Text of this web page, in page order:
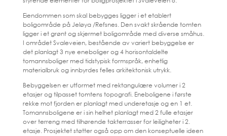
Eiendommen som skal bebygges ligger i et etablert
boligområde på Jeløya /Refsnes. Den svakt skrående tomten
ligger i et grønt og skjermet boligområde med diverse småhus.
I området Svaleveien, bestående av variert bebyggelse er
det planlagt 3 nye eneboliger og 4 horisontaldelte
tomannsboliger med tidstypisk formspråk, enhetlig
materialbruk og innbyrdes felles arkitektonisk utrykk.
Bebyggelsen er utformet med rektangulære volumer i 2
etasjer og tilpasset tomtens topografi. Eneboligene i første
rekke mot fjorden er planlagt med underetasje og en 1 et.
Tomannsboligene er i sin helhet planlagt med 2 fulle etasjer
over terreng med tilhørende takterrasser for leiligheter i 2.
etasje. Prosjektet støtter også opp om den konseptuelle ideen